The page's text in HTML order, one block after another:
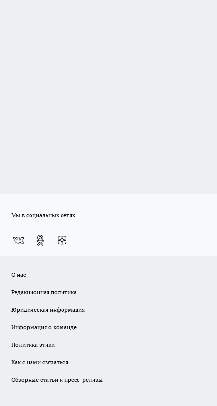
Мы в социальных сетях
О нас
Редакционная политика
Юридическая информация
Информация о команде
Политика этики
Как с нами связаться
Обзорные статьи и пресс-релизы